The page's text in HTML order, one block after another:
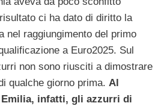
risultato ci ha dato di diritto la
nel raggiungimento del primo
a Euro2025. Sul
non sono riusciti a dimostrare
qualche giorno prima. Al
Emilia, infatti, gli azzurri di